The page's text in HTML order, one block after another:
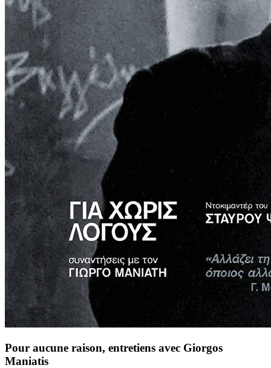
Pour aucune raison, entretiens avec Giorgos
Maniatis